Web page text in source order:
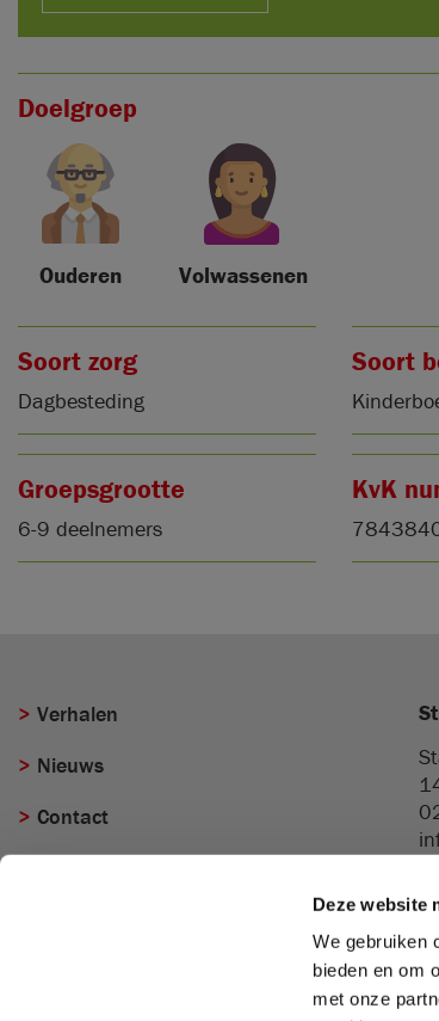
Deze website
We gebruiken
bieden en om
met onze
Doelgroep
Ouderen Volwassenen
Soort zorg
Dagbesteding
Soort
Groepsgrootte
6-9 deelnemers
KvK
Verhalen
Nieuws
Contact
Privacy Verklaring Klachten